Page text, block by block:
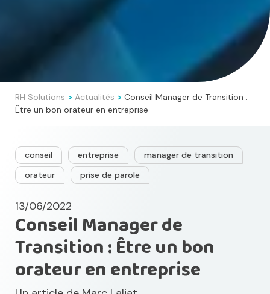
RH Solutions > Actualités > Conseil Manager de Transition :
Être un bon orateur en entreprise
conseil entreprise
manager de transition
orateur
prise de parole
13/06/2022
Conseil Manager de
Transition : Être un bon
orateur en entreprise